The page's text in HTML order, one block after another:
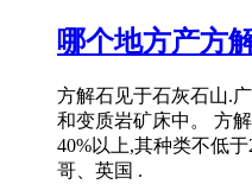
哪个地方产方
方解石见于石灰石山.
和变质岩矿床中。 方
40%以上,其种类不低
哥、英国 .